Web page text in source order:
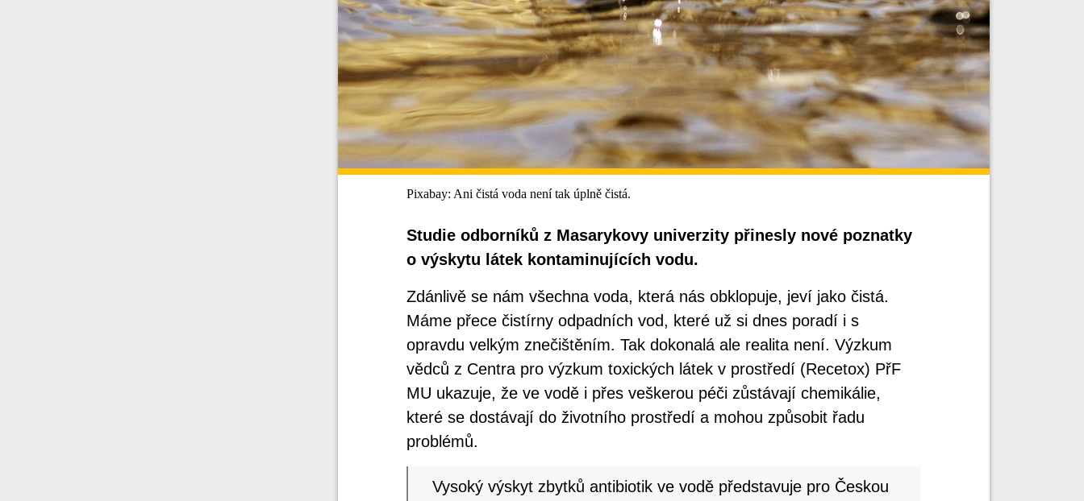
Pixabay: Ani čistá voda není tak úplně čistá.
Studie odborníků z Masarykovy univerzity přinesly nové poznatky
o výskytu látek kontaminujících vodu.
Zdánlivě se nám všechna voda, která nás obklopuje, jeví jako čistá.
Máme přece čistírny odpadních vod, které už si dnes poradí i s
opravdu velkým znečištěním. Tak dokonalá ale realita není. Výzkum
vědců z Centra pro výzkum toxických látek v prostředí (Recetox) PřF
MU ukazuje, že ve vodě i přes veškerou péči zůstávají chemikálie,
které se dostávají do životního prostředí a mohou způsobit řadu
problémů.
Vysoký výskyt zbytků antibiotik ve vodě představuje pro Českou